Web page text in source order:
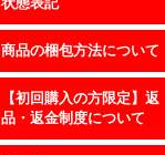
商品の梱包方法について
【初回購入の方限定】返
品・返金制度について